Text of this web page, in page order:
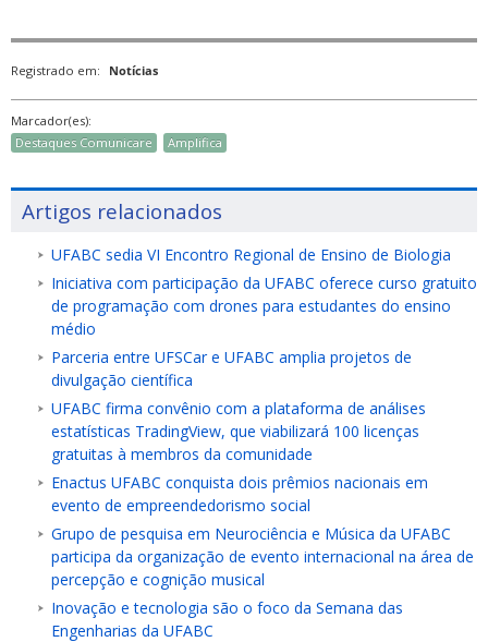
Registrado em: Notícias
Marcador(es):
Destaques Comunicare
Amplifica
Artigos relacionados
UFABC sedia VI Encontro Regional de Ensino de Biologia
Iniciativa com participação da UFABC oferece curso gratuito
de programação com drones para estudantes do ensino
médio
Parceria entre UFSCar e UFABC amplia projetos de
divulgação científica
UFABC firma convênio com a plataforma de análises
estatísticas TradingView, que viabilizará 100 licenças
gratuitas à membros da comunidade
Enactus UFABC conquista dois prêmios nacionais em
evento de empreendedorismo social
Grupo de pesquisa em Neurociência e Música da UFABC
participa da organização de evento internacional na área de
percepção e cognição musical
Inovação e tecnologia são o foco da Semana das
Engenharias da UFABC